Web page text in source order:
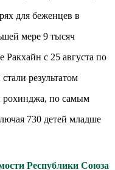
для беженцев в
мере 9 тысяч
с 25 августа по
результатом
рохинджа, по самым
730 детей младше
Республики Союза